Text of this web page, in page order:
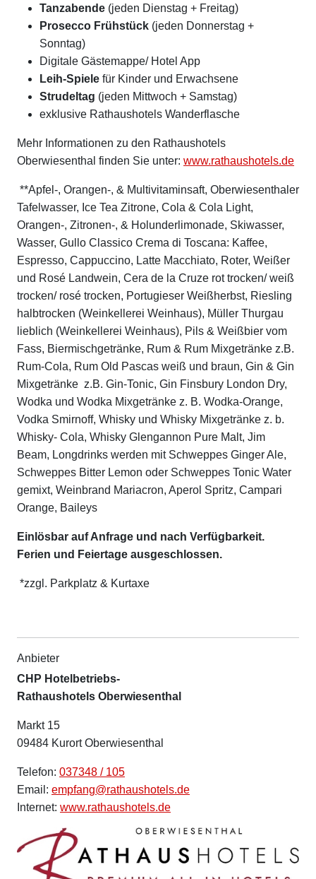
Tanzabende (jeden Dienstag + Freitag)
Prosecco Frühstück (jeden Donnerstag +
Sonntag)
Digitale Gästemappe/ Hotel App
Leih-Spiele für Kinder und Erwachsene
Strudeltag (jeden Mittwoch + Samstag)
exklusive Rathaushotels Wanderflasche
Mehr Informationen zu den Rathaushotels
Oberwiesenthal finden Sie unter: www.rathaushotels.de
**Apfel-, Orangen-, & Multivitaminsaft, Oberwiesenthaler
Tafelwasser, Ice Tea Zitrone, Cola & Cola Light,
Orangen-, Zitronen-, & Holunderlimonade, Skiwasser,
Wasser, Gullo Classico Crema di Toscana: Kaffee,
Espresso, Cappuccino, Latte Macchiato, Roter, Weißer
und Rosé Landwein, Cera de la Cruze rot trocken/ weiß
trocken/ rosé trocken, Portugieser Weißherbst, Riesling
halbtrocken (Weinkellerei Weinhaus), Müller Thurgau
lieblich (Weinkellerei Weinhaus), Pils & Weißbier vom
Fass, Biermischgetränke, Rum & Rum Mixgetränke z.B.
Rum-Cola, Rum Old Pascas weiß und braun, Gin & Gin
Mixgetränke z.B. Gin-Tonic, Gin Finsbury London Dry,
Wodka und Wodka Mixgetränke z. B. Wodka-Orange,
Vodka Smirnoff, Whisky und Whisky Mixgetränke z. b.
Whisky- Cola, Whisky Glengannon Pure Malt, Jim
Beam, Longdrinks werden mit Schweppes Ginger Ale,
Schweppes Bitter Lemon oder Schweppes Tonic Water
gemixt, Weinbrand Mariacron, Aperol Spritz, Campari
Orange, Baileys
Einlösbar auf Anfrage und nach Verfügbarkeit.
Ferien und Feiertage ausgeschlossen.
*zzgl. Parkplatz & Kurtaxe
Anbieter
CHP Hotelbetriebs-
Rathaushotels Oberwiesenthal
Markt 15
09484 Kurort Oberwiesenthal
Telefon: 037348 / 105
Email: empfang@rathaushotels.de
Internet: www.rathaushotels.de